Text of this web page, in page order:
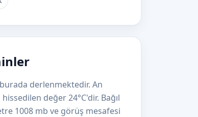
derlenmektedir. An
değer 24°C'dir. Bağıl
1008 mb ve görüş mesafesi